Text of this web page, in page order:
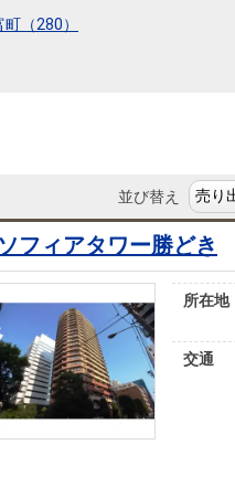
町（280）
並び替え
ソフィアタワー勝どき
所在地
交通